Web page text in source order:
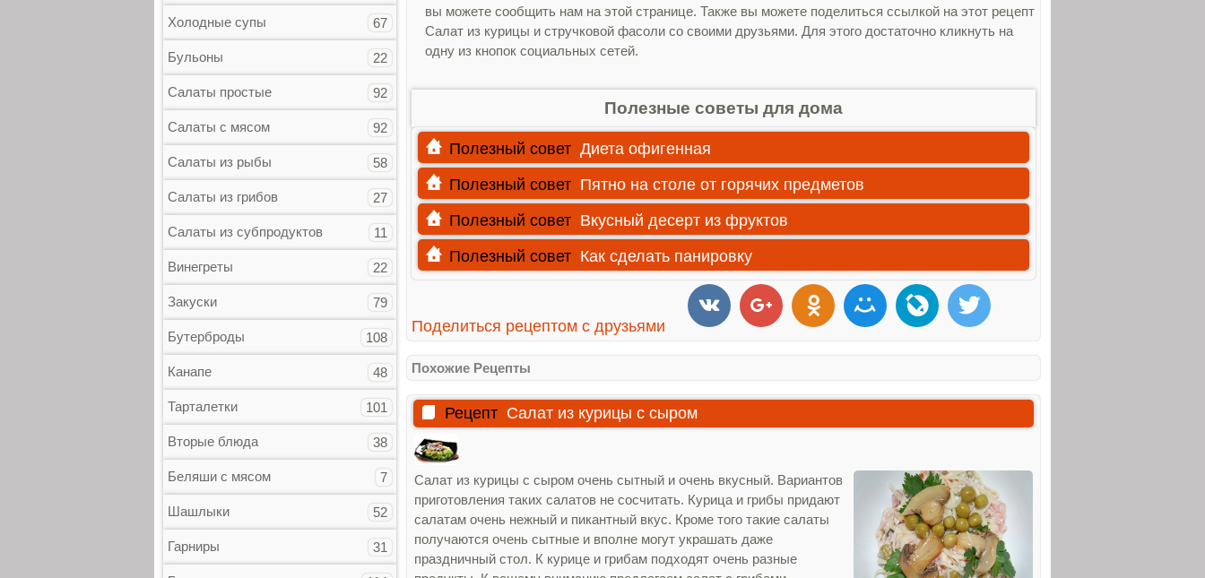
вы можете сообщить нам на этой странице. Также вы можете поделиться ссылкой на этот рецепт
Салат из курицы и стручковой фасоли со своими друзьями. Для этого достаточно кликнуть на
одну из кнопок социальных сетей.
Полезные советы для дома
Полезный совет Диета офигенная
Полезный совет Пятно на столе от горячих предметов
Полезный совет Вкусный десерт из фруктов
Полезный совет Как сделать панировку
Поделиться рецептом с друзьями
Похожие Рецепты
Рецепт Салат из курицы с сыром
Салат из курицы с сыром очень сытный и очень вкусный. Вариантов
приготовления таких салатов не сосчитать. Курица и грибы придают
салатам очень нежный и пикантный вкус. Кроме того такие салаты
получаются очень сытные и вполне могут украшать даже
праздничный стол. К курице и грибам подходят очень разные
Холодные супы 67
Бульоны 22
Салаты простые 92
Салаты с мясом 92
Салаты из рыбы 58
Салаты из грибов 27
Салаты из субпродуктов 11
Винегреты 22
Закуски 79
Бутерброды 108
Канапе 48
Тарталетки 101
Вторые блюда 38
Беляши с мясом 7
Шашлыки 52
Гарниры 31